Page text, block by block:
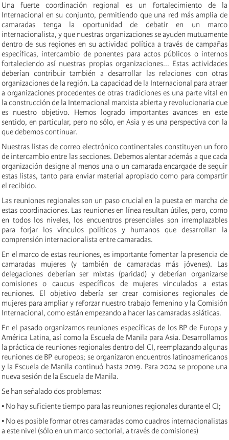
Una fuerte coordinación regional es un fortalecimiento de la
Internacional en su conjunto, permitiendo que una red más amplia de
camaradas tenga la oportunidad de debatir en un marco
internacionalista, y que nuestras organizaciones se ayuden mutuamente
dentro de sus regiones en su actividad política a través de campañas
específicas, intercambio de ponentes para actos públicos o internos
fortaleciendo así nuestras propias organizaciones... Estas actividades
deberían contribuir también a desarrollar las relaciones con otras
organizaciones de la región. La capacidad de la Internacional para atraer
a organizaciones procedentes de otras tradiciones es una parte vital en
la construcción de la Internacional marxista abierta y revolucionaria que
es nuestro objetivo. Hemos logrado importantes avances en este
sentido, en particular, pero no sólo, en Asia y es una perspectiva con la
que debemos continuar.
Nuestras listas de correo electrónico continentales constituyen un foro
de intercambio entre las secciones. Debemos alentar además a que cada
organización designe al menos una o un camarada encargade de seguir
estas listas, tanto para enviar material apropiado como para compartir
el recibido.
Las reuniones regionales son un paso crucial en la puesta en marcha de
estas coordinaciones. Las reuniones en línea resultan útiles, pero, como
en todos los niveles, los encuentros presenciales son irremplazables
para forjar los vínculos políticos y humanos que desarrollan la
comprensión internacionalista entre camaradas.
En el marco de estas reuniones, es importante fomentar la presencia de
camaradas mujeres (y también de camaradas más jóvenes). Las
delegaciones deberían ser mixtas (paridad) y deberían organizarse
comisiones o caucus específicos de mujeres vinculados a estas
reuniones. El objetivo debería ser crear comisiones regionales de
mujeres para ampliar y reforzar nuestro trabajo femenino y la Comisión
Internacional, como están empezando a hacer las camaradas asiáticas.
En el pasado organizamos reuniones específicas de los BP de Europa y
América Latina, así como la Escuela de Manila para Asia. Desarrollamos
la práctica de reuniones regionales dentro del CI, reemplazando algunas
reuniones de BP europeos; se organizaron encuentros latinoamericanos
y la Escuela de Manila continuó hasta 2019. Para 2024 se propone una
nueva sesión de la Escuela de Manila.
Se han señalado dos problemas:
• No hay suficiente tiempo para las reuniones regionales durante el CI;
• No es posible formar otres camaradas como cuadros internacionalistas
a este nivel (sólo en un marco sectorial, a través de comisiones)